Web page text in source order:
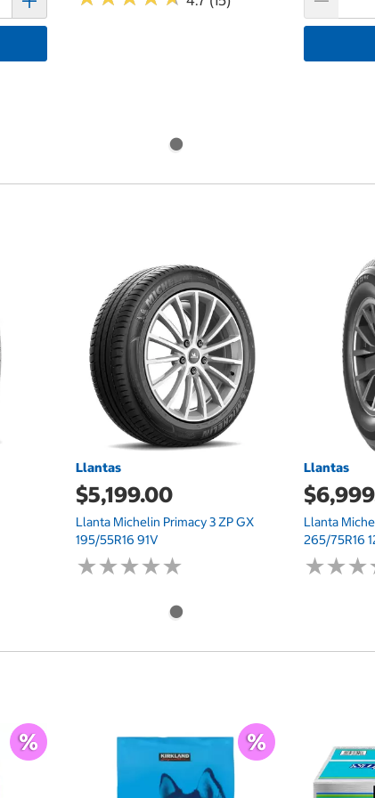
Llantas
$5,199.00
Llanta Michelin Primacy 3 ZP GX
195/55R16 91V
★★★★★
★★★★★
Llantas
Llanta
265/75R16
★★★
★★★